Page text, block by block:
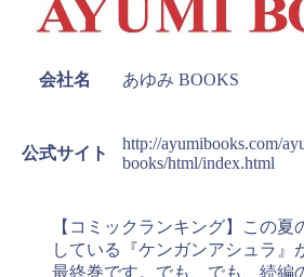
会社名 あゆみ BOOKS
公式サイト
http://ayumibooks.com/
books/html/index.html
【コミックランキング】この夏
している『ケンガンアシュラ』
最終巻です。でも、でも、続編